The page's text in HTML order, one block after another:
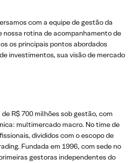
com a equipe de gestão da
nossa rotina de acompanhamento de
os principais pontos abordados
investimentos, sua visão de mercado
R$ 700 milhões sob gestão, com
multimercado macro. No time de
divididos com o escopo de
Fundada em 1996, com sede no
gestoras independentes do